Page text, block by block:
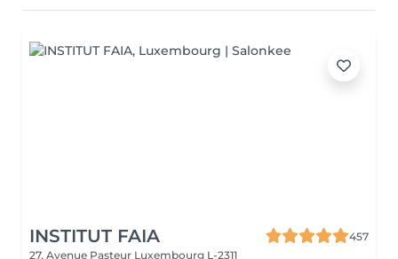
INSTITUT FAIA
457
27, Avenue Pasteur Luxembourg L-2311